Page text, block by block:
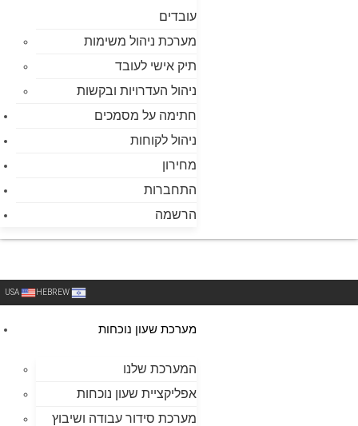
עובדים
מערכת ניהול משימות
תיק אישי לעובד
ניהול העדרויות ובקשות
חתימה על מסמכים
ניהול לקוחות
מחירון
התחברות
הרשמה
מערכת שעון נוכחות
המערכת שלנו
אפליקציית שעון נוכחות
מערכת סידור עבודה ושיבוץ